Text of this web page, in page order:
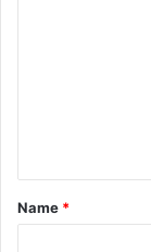
t
*
Name *